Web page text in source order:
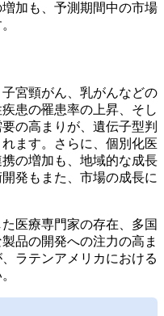
加も、予測期間中の市場
宮頸がん、乳がんなどの
患の罹患率の上昇、そし
の高まりが、遺伝子型判
ます。さらに、個別化医
の増加も、地域的な成長
発もまた、市場の成長に
医療専門家の存在、多国
品の開発への注力の高ま
ラテンアメリカにおける